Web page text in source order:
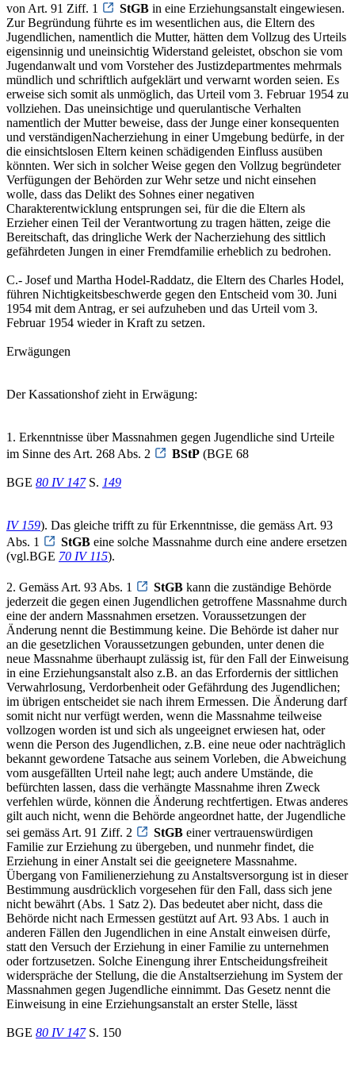
von Art. 91 Ziff. 1
StGB in eine Erziehungsanstalt eingewiesen.
Zur Begründung führte es im wesentlichen aus, die Eltern des
Jugendlichen, namentlich die Mutter, hätten dem Vollzug des Urteils
eigensinnig und uneinsichtig Widerstand geleistet, obschon sie vom
Jugendanwalt und vom Vorsteher des Justizdepartmentes mehrmals
mündlich und schriftlich aufgeklärt und verwarnt worden seien. Es
erweise sich somit als unmöglich, das Urteil vom 3. Februar 1954 zu
vollziehen. Das uneinsichtige und querulantische Verhalten
namentlich der Mutter beweise, dass der Junge einer konsequenten
und verständigenNacherziehung in einer Umgebung bedürfe, in der
die einsichtslosen Eltern keinen schädigenden Einfluss ausüben
könnten. Wer sich in solcher Weise gegen den Vollzug begründeter
Verfügungen der Behörden zur Wehr setze und nicht einsehen
wolle, dass das Delikt des Sohnes einer negativen
Charakterentwicklung entsprungen sei, für die die Eltern als
Erzieher einen Teil der Verantwortung zu tragen hätten, zeige die
Bereitschaft, das dringliche Werk der Nacherziehung des sittlich
gefährdeten Jungen in einer Fremdfamilie erheblich zu bedrohen.
C.- Josef und Martha Hodel-Raddatz, die Eltern des Charles Hodel,
führen Nichtigkeitsbeschwerde gegen den Entscheid vom 30. Juni
1954 mit dem Antrag, er sei aufzuheben und das Urteil vom 3.
Februar 1954 wieder in Kraft zu setzen.
Erwägungen
Der Kassationshof zieht in Erwägung:
1. Erkenntnisse über Massnahmen gegen Jugendliche sind Urteile
im Sinne des Art. 268 Abs. 2
BStP (BGE 68
BGE 80 IV 147S. 149
IV 159). Das gleiche trifft zu für Erkenntnisse, die gemäss Art. 93
Abs. 1
StGB eine solche Massnahme durch eine andere ersetzen
(vgl.BGE 70 IV 115).
2. Gemäss Art. 93 Abs. 1 StGB kann die zuständige Behörde
jederzeit die gegen einen Jugendlichen getroffene Massnahme durch
eine der andern Massnahmen ersetzen. Voraussetzungen der
Änderung nennt die Bestimmung keine. Die Behörde ist daher nur
an die gesetzlichen Voraussetzungen gebunden, unter denen die
neue Massnahme überhaupt zulässig ist, für den Fall der Einweisung
in eine Erziehungsanstalt also z.B. an das Erfordernis der sittlichen
Verwahrlosung, Verdorbenheit oder Gefährdung des Jugendlichen;
im übrigen entscheidet sie nach ihrem Ermessen. Die Änderung darf
somit nicht nur verfügt werden, wenn die Massnahme teilweise
vollzogen worden ist und sich als ungeeignet erwiesen hat, oder
wenn die Person des Jugendlichen, z.B. eine neue oder nachträglich
bekannt gewordene Tatsache aus seinem Vorleben, die Abweichung
vom ausgefällten Urteil nahe legt; auch andere Umstände, die
befürchten lassen, dass die verhängte Massnahme ihren Zweck
verfehlen würde, können die Änderung rechtfertigen. Etwas anderes
gilt auch nicht, wenn die Behörde angeordnet hatte, der Jugendliche
sei gemäss Art. 91 Ziff. 2
StGB einer vertrauenswürdigen
Familie zur Erziehung zu übergeben, und nunmehr findet, die
Erziehung in einer Anstalt sei die geeignetere Massnahme.
Übergang von Familienerziehung zu Anstaltsversorgung ist in dieser
Bestimmung ausdrücklich vorgesehen für den Fall, dass sich jene
nicht bewährt (Abs. 1 Satz 2). Das bedeutet aber nicht, dass die
Behörde nicht nach Ermessen gestützt auf Art. 93 Abs. 1 auch in
anderen Fällen den Jugendlichen in eine Anstalt einweisen dürfe,
statt den Versuch der Erziehung in einer Familie zu unternehmen
oder fortzusetzen. Solche Einengung ihrer Entscheidungsfreiheit
widerspräche der Stellung, die die Anstaltserziehung im System der
Massnahmen gegen Jugendliche einnimmt. Das Gesetz nennt die
Einweisung in eine Erziehungsanstalt an erster Stelle, lässt
BGE 80 IV 147S. 150